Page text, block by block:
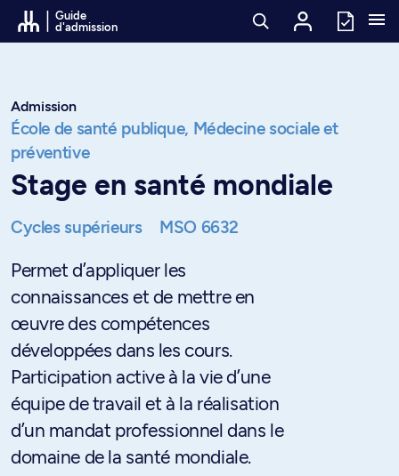
Passer au contenu
Guide
d'admission
Admission
École de santé publique, Médecine sociale et
préventive
Stage en santé mondiale
Cycles supérieurs MSO 6632
Permet d’appliquer les
connaissances et de mettre en
œuvre des compétences
développées dans les cours.
Participation active à la vie d’une
équipe de travail et à la réalisation
d’un mandat professionnel dans le
domaine de la santé mondiale.